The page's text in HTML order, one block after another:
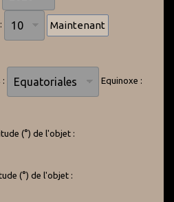
:
: Equinoxe :
(°) de l'objet :
(°) de l'objet :